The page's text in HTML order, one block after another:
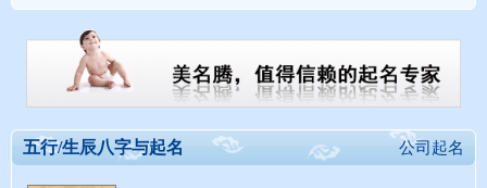
公司起名
五行/生辰八字与起名